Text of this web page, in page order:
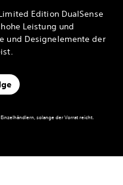
Edition DualSense
Leistung und
und Designelemente der
solange der Vorrat reicht.